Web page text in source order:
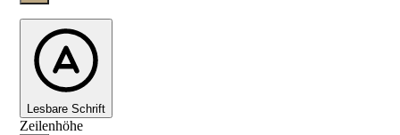
Lesbare Schrift
Zeilenhöhe